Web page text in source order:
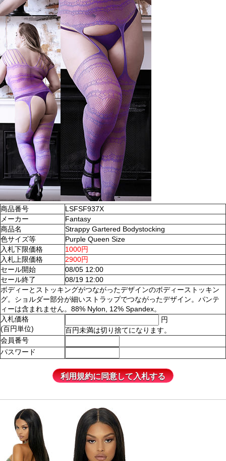
商品番号
LSFSF937X
メーカー
Fantasy
商品名
Strappy Gartered Bodystocking
色サイズ等
Purple Queen Size
入札下限価格
1000円
入札上限価格
2900円
セール開始
08/05 12:00
セール終了
08/19 12:00
ボディーとストッキングがつながったデザインのボディーストッキン
グ。ショルダー部分が細いストラップでつながったデザイン。パンテ
ィーは含まれません。88% Nylon, 12% Spandex。
入札価格
(百円単位)
円
百円未満は切り捨てになります。
会員番号
パスワード